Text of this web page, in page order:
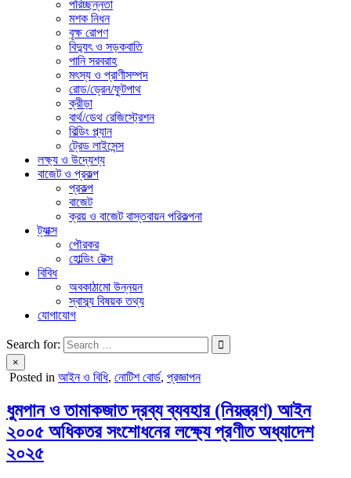
পরিচ্ছন্নতা
মশক নিধন
বৃক্ষ রোপণ
বিদ্যুৎ ও সড়কবাতি
পানি সরবরাহ
মৎস্য ও প্রাণীসম্পদ
রোড/ড্রেন/ফুটপাথ
ক্রীড়া
বার্থ/ডেথ রেজিস্ট্রেশন
বিল্ডিং প্ল্যান
ট্রেড লাইসেন্স
লক্ষ্য ও উদ্যেশ্য
বাজেট ও প্রকল্প
প্রকল্প
বাজেট
ক্রয় ও বাজেট বাস্তবায়ন পরিকল্পনা
ট্যাক্স
পৌরকর
হোল্ডিং টেক্স
বিবিধ
অবকাঠামো উন্নয়ন
স্বাস্ব্য বিষয়ক তথ্য
যোগাযোগ
Search for:
×
Posted in আইন ও বিধি, নোটিশ বোর্ড, প্রজ্ঞাপন
ধুমপান ও তামাকজাত দ্রব্য ব্যবহার (নিয়ন্ত্রণ) আইন
২০০৫ অধিকতর সংশোধনের লক্ষ্যে প্রণীত ‍অধ্যাদেশ
২০২৫